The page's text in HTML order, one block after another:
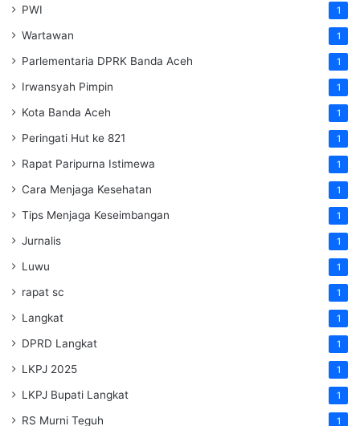
PWI 1
Wartawan 1
Parlementaria DPRK Banda Aceh 1
Irwansyah Pimpin 1
Kota Banda Aceh 1
Peringati Hut ke 821 1
Rapat Paripurna Istimewa 1
Cara Menjaga Kesehatan 1
Tips Menjaga Keseimbangan 1
Jurnalis 1
Luwu 1
rapat sc 1
Langkat 1
DPRD Langkat 1
LKPJ 2025 1
LKPJ Bupati Langkat 1
RS Murni Teguh 1